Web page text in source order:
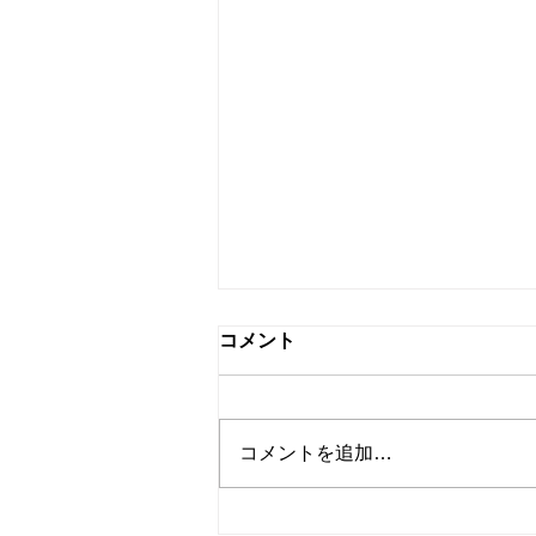
コメント
コメントを追加…